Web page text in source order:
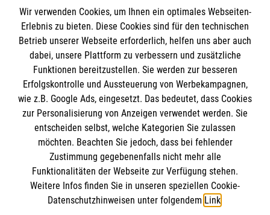
Empfänger: Malteser Hilfsdienst e.V.
IBAN: DE10 3706 0120 1201 2000 12
BIC: GENODED 1PA7
Newsletter abonnieren
Wir verwenden Cookies, um Ihnen ein optimales Webseiten-
Erlebnis zu bieten. Diese Cookies sind für den technischen
Betrieb unserer Webseite erforderlich, helfen uns aber auch
dabei, unsere Plattform zu verbessern und zusätzliche
Funktionen bereitzustellen. Sie werden zur besseren
Erfolgskontrolle und Aussteuerung von Werbekampagnen,
wie z.B. Google Ads, eingesetzt. Das bedeutet, dass Cookies
zur Personalisierung von Anzeigen verwendet werden. Sie
entscheiden selbst, welche Kategorien Sie zulassen
möchten. Beachten Sie jedoch, dass bei fehlender
Zustimmung gegebenenfalls nicht mehr alle
Funktionalitäten der Webseite zur Verfügung stehen.
Weitere Infos finden Sie in unseren speziellen Cookie-
Datenschutzhinweisen unter folgendem Link.